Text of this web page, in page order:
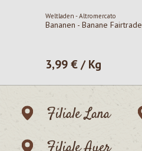
Weltladen - Altromercato
Bananen - Banane Fairtrade
Regulärer Preis:
3,99 € / Kg
Filiale Lana